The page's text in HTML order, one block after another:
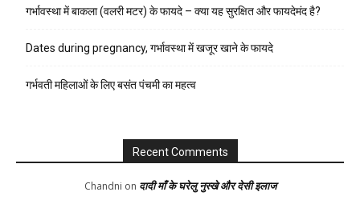
गर्भावस्था में बाकला (वलरी मटर) के फायदे – क्या यह सुरक्षित और फायदेमंद है?
Dates during pregnancy, गर्भावस्था में खजूर खाने के फायदे
गर्भवती महिलाओं के लिए बसंत पंचमी का महत्व
Recent Comments
Chandni on दादी माँ के घरेलु नुस्खे और देसी इलाज